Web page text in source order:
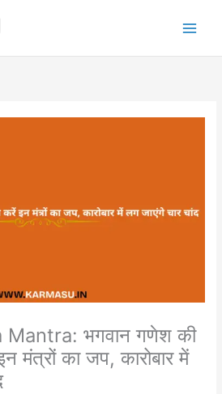
भगवान गणेश की
मंत्रों का जप, कारोबार में
price